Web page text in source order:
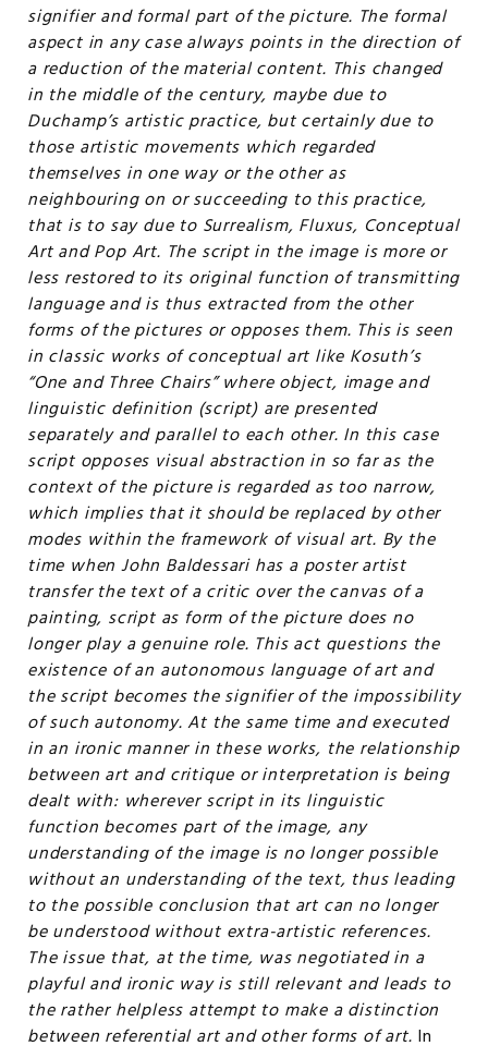
signifier and formal part of the picture. The formal
aspect in any case always points in the direction of
a reduction of the material content. This changed
in the middle of the century, maybe due to
Duchamp’s artistic practice, but certainly due to
those artistic movements which regarded
themselves in one way or the other as
neighbouring on or succeeding to this practice,
that is to say due to Surrealism, Fluxus, Conceptual
Art and Pop Art. The script in the image is more or
less restored to its original function of transmitting
language and is thus extracted from the other
forms of the pictures or opposes them. This is seen
in classic works of conceptual art like Kosuth’s
“One and Three Chairs” where object, image and
linguistic definition (script) are presented
separately and parallel to each other. In this case
script opposes visual abstraction in so far as the
context of the picture is regarded as too narrow,
which implies that it should be replaced by other
modes within the framework of visual art. By the
time when John Baldessari has a poster artist
transfer the text of a critic over the canvas of a
painting, script as form of the picture does no
longer play a genuine role. This act questions the
existence of an autonomous language of art and
the script becomes the signifier of the impossibility
of such autonomy. At the same time and executed
in an ironic manner in these works, the relationship
between art and critique or interpretation is being
dealt with: wherever script in its linguistic
function becomes part of the image, any
understanding of the image is no longer possible
without an understanding of the text, thus leading
to the possible conclusion that art can no longer
be understood without extra-artistic references.
The issue that, at the time, was negotiated in a
playful and ironic way is still relevant and leads to
the rather helpless attempt to make a distinction
between referential art and other forms of art. In